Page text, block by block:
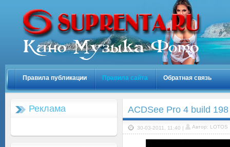
Правила публикации Правила сайта Обратная связь
Реклама ACDSee Pro 4 build
30-03-2011, 11:40 | Автор: LOTOS